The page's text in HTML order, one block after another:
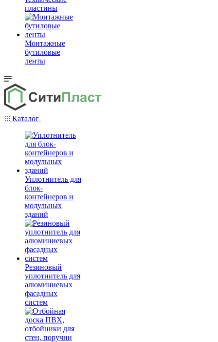
пластины
Монтажные
бутиловые
ленты
Каталог
Уплотнитель для
блок-
контейнеров и
модульных
зданий
Резиновый
уплотнитель для
алюминиевых
фасадных
систем